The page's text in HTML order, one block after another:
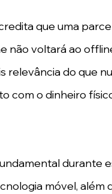
que uma
não voltará ao
relevância do que
com o dinheiro
durante
móvel, além